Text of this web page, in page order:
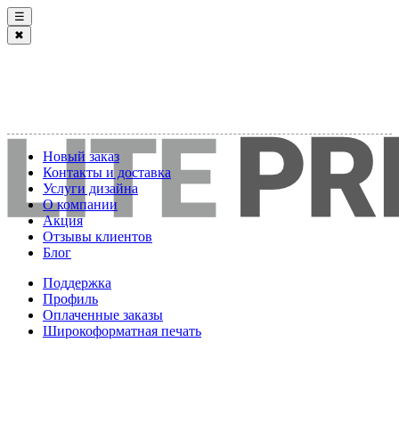
☰
✖
Новый заказ
Контакты и доставка
Услуги дизайна
О компании
Акция
Отзывы клиентов
Блог
Поддержка
Профиль
Оплаченные заказы
Широкоформатная печать